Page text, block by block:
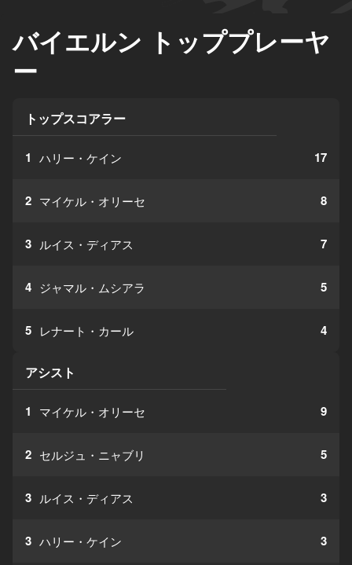
バイエルン トッププレーヤ
ー
トップスコアラー
1 ハリー・ケイン 17
2 マイケル・オリーセ 8
3 ルイス・ディアス 7
4 ジャマル・ムシアラ 5
5 レナート・カール 4
アシスト
1 マイケル・オリーセ 9
2 セルジュ・ニャブリ 5
3 ルイス・ディアス 3
3 ハリー・ケイン 3